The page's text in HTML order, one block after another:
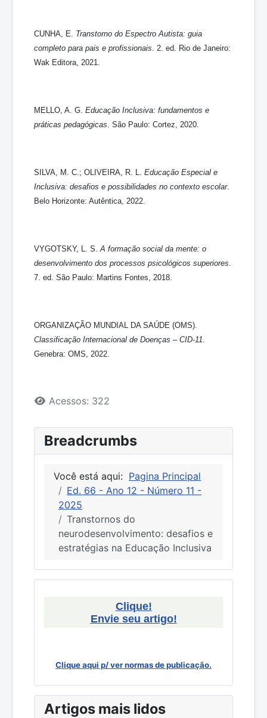
CUNHA, E. Transtorno do Espectro Autista: guia
completo para pais e profissionais . 2. ed. Rio de Janeiro:
Wak Editora, 2021.
MELLO, A. G. Educação Inclusiva: fundamentos e
práticas pedagógicas . São Paulo: Cortez, 2020.
SILVA, M. C.; OLIVEIRA, R. L. Educação Especial e
Inclusiva: desafios e possibilidades no contexto escolar.
Belo Horizonte: Autêntica, 2022.
VYGOTSKY, L. S. A formação social da mente: o
desenvolvimento dos processos psicológicos superiores
7. ed. São Paulo: Martins Fontes, 2018.
ORGANIZAÇÃO MUNDIAL DA SAÚDE (OMS).
Classificação Internacional de Doenças – CID-11
Genebra: OMS, 2022.
Detalhes
Acessos: 322
Breadcrumbs
Você está aqui: Pagina Principal
Ed. 66 - Ano 12 - Número 11 -
2025
Transtornos do
neurodesenvolvimento: desafios e
estratégias na Educação Inclusiva
Clique!
Envie seu artigo!
Clique aqui p/ ver normas de publicação.
Artigos mais lidos